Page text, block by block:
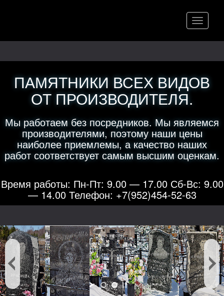
Меню
ПАМЯТНИКИ ВСЕХ ВИДОВ
ОТ ПРОИЗВОДИТЕЛЯ.
Мы работаем без посредников. Мы являемся
производителями, поэтому наши цены
наиболее приемлемы, а качество наших
работ соответствует самым высшим оценкам.
Время работы: Пн-Пт: 9.00 — 17.00 Сб-Вс: 9.00
— 14.00 Телефон: +7(952)454-52-63